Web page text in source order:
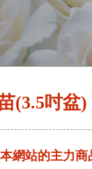
(3.5吋盆
網站的主力